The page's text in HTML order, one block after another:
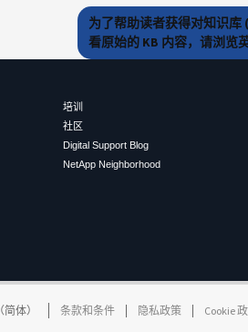
为了帮助读者获得对知识库
看原始的 KB 内容，请浏览
培训
社区
Digital Support Blog
NetApp Neighborhood
体） 条款和条件 隐私政策 Cookie